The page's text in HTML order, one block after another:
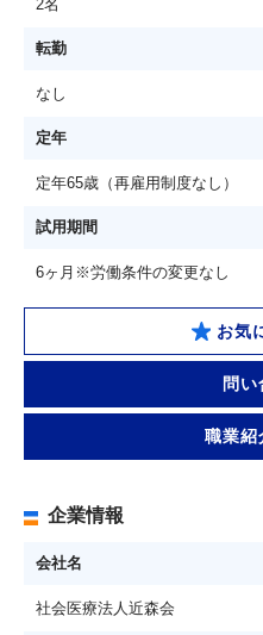
2名
転勤
なし
定年
定年65歳（再雇用制度なし）
試用期間
6ヶ月※労働条件の変更なし
お気
問い
職業紹
企業情報
会社名
社会医療法人近森会